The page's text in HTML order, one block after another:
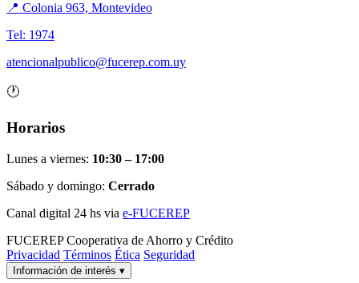
📍 Colonia 963, Montevideo
Tel: 1974
atencionalpublico@fucerep.com.uy
🕐
Horarios
Lunes a viernes: 10:30 – 17:00
Sábado y domingo: Cerrado
Canal digital 24 hs via e-FUCEREP
FUCEREP Cooperativa de Ahorro y Crédito
Privacidad Términos Ética Seguridad
Información de interés ▾